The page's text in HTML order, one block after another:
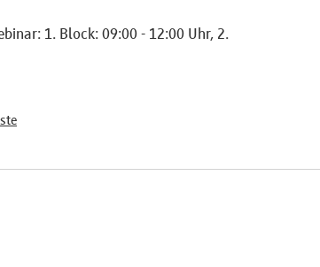
1. Block: 09:00 - 12:00 Uhr, 2.